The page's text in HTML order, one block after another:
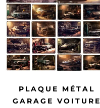
PLAQUE MÉTAL
GARAGE VOITURE